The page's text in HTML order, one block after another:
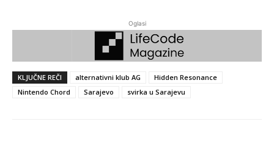
Oglasi
KLJUČNE REČI alternativni klub AG
Hidden Resonance
Nintendo Chord
Sarajevo svirka u Sarajevu